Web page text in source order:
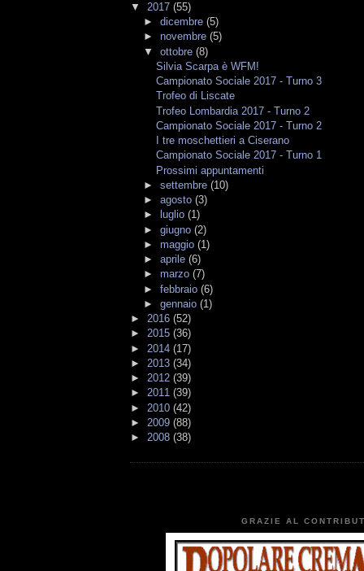
▼ 2017 (55)
► dicembre (5)
► novembre (5)
▼ ottobre (8)
Silvia Scarpa è WFM!
Campionato Sociale 2017 - Turno 3
Trofeo di Liscate
Trofeo Lombardia 2017 - Turno 2
Campionato Sociale 2017 - Turno 2
I tre moschettieri a Ciserano
Campionato Sociale 2017 - Turno 1
Prossimi appuntamenti
► settembre (10)
► agosto (3)
►
luglio (1)
► giugno (2)
► maggio (1)
► aprile (6)
► marzo (7)
► febbraio (6)
► gennaio (1)
► 2016 (52)
► 2015 (36)
► 2014 (17)
► 2013 (34)
► 2012 (39)
► 2011 (39)
► 2010 (42)
► 2009 (88)
► 2008 (38)
GRAZIE AL